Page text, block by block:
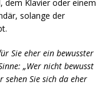
dem Klavier oder einem
solange der
Sie eher ein bewusster
„Wer nicht bewusst
sehen Sie sich da eher